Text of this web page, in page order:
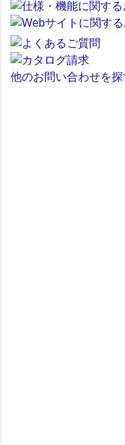
他のお問い合わせを探